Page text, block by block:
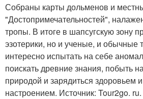
Собраны карты дольменов и
"Достопримечательностей",
тропы. В итоге в шапсугскую зону
эзотерики, но и ученые, и обычные
интересно испытать на себе
поискать древние знания, побыть
природой и зарядиться здоровьем
настроением. Источник: Tour2go. ru.